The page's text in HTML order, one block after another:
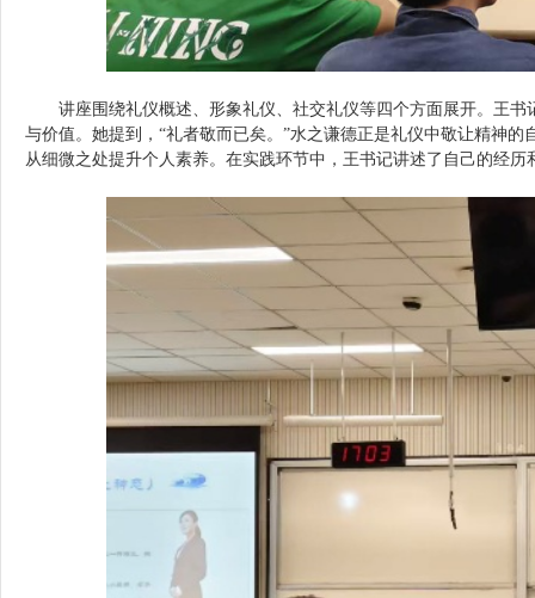
讲座围绕礼仪概述、形象礼仪、社交礼仪等四个方面展开。王
与价值。她提到，“礼者敬而已矣。”水之谦德正是礼仪中敬让精神
从细微之处提升个人素养。在实践环节中，王书记讲述了自己的经